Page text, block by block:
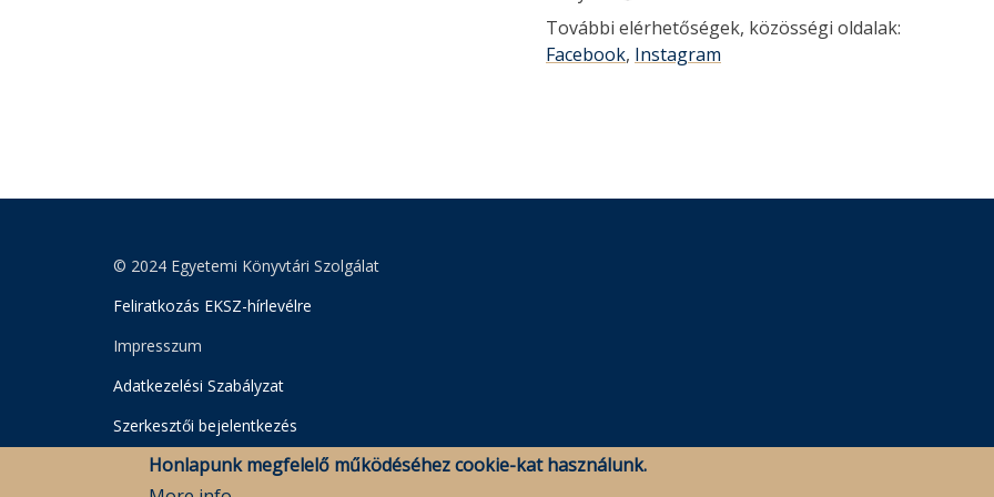
További elérhetőségek, közösségi oldalak:
Facebook, Instagram
© 2024 Egyetemi Könyvtári Szolgálat
Feliratkozás EKSZ-hírlevélre
Impresszum
Adatkezelési Szabályzat
Szerkesztői bejelentkezés
Honlapunk megfelelő működéséhez cookie-kat használunk.